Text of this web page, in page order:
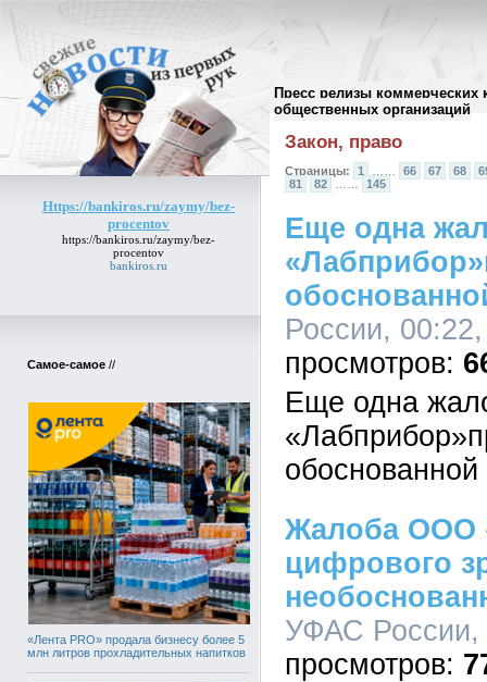
Пресс релизы коммерческих
общественных организаций
Https://bankiros.ru/zaymy/bez-
procentov
https://bankiros.ru/zaymy/bez-
procentov
bankiros.ru
Самое-самое //
«Лента PRO» продала бизнесу более 5
млн литров прохладительных напитков
Архив пресс-релизов//
Закон, право
Страницы: 1 66 67 68
81
82 …… 145
Еще одна
России,
Еще одна
обоснованной
Жалоба ООО
цифрового
УФАС России,